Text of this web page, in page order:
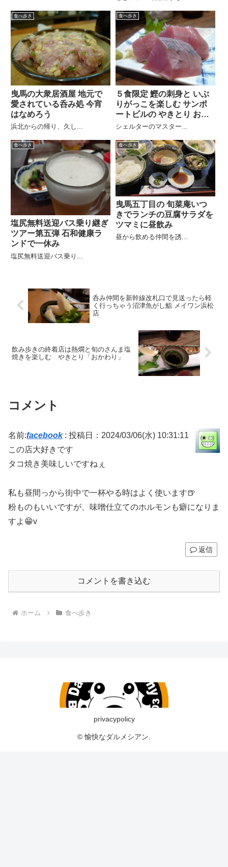
食べ歩き
曳馬の大衆居酒屋 地元で
愛されている呑み処 今宵
はなめろう
浜北からの帰り、久し...
食べ歩き
５食限定 鰹の刺身と いぶ
りがっこを楽しむ サンポ
ートビルの やきとり おか
わり
シェルターのマスター...
食べ歩き
塩尻無料送迎バス乗り継ぎ
ツアー第五弾 石和健康ラ
ンドで一休み
塩尻無料送迎バス乗り...
食べ歩き
曳馬五丁目の 旬菜庵いつ
きでランチの豆腐サラダを
ツマミに昼飲み
昼から飲める仲間を誘...
呑み仲間を新幹線改札口で見送ったら軽
く行っちゃう沼津魚がし鮨 メイワン浜松
店
飲み歩きの終着店は熱燗と旬のさんま塩
焼きを楽しむ やきとり「おかわり」
コメント
名前:facebook: 投稿日：2024/03/06(水) 10:31:11
この店大好きです
タコ焼き美味しいですねぇ
私も昼間っから街中で一杯やる時はよく使います🍺
粉ものもいいですが、味噌仕立てのホルモンも癖になりま
すよ😁v
返信
コメントを書き込む
ホーム 食べ歩き
privacypolicy
© 愉快なダルメシアン.